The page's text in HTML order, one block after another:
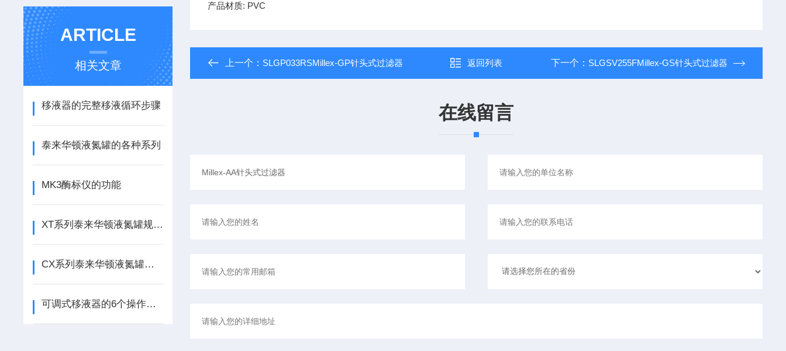
ARTICLE
相关文章
移液器的完整移液循环步骤
泰来华顿液氮罐的各种系列
MK3酶标仪的功能
XT系列泰来华顿液氮罐规格及贮存量介绍
CX系列泰来华顿液氮罐的特点
可调式移液器的6个操作步骤
产品材质: PVC
上一个： SLGP033RSMillex-GP针头式过滤器 返回列表 下一个： SLGSV255FMillex-GS针头式过滤器
在线留言